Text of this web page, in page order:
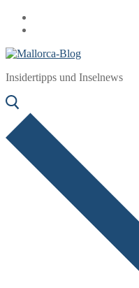
Zum
Inhalt
Menü
Schließen
Insidertipps und Inselnews